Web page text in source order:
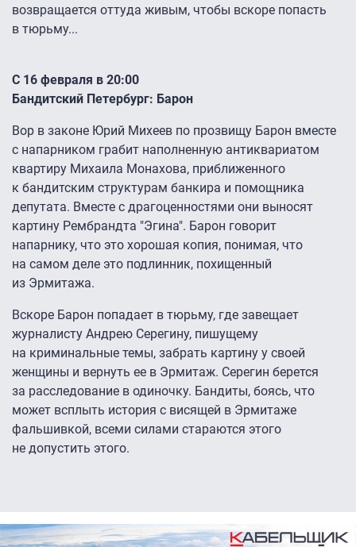
возвращается оттуда живым, чтобы вскоре попасть
в тюрьму...
С 16 февраля в 20:00
Бандитский Петербург: Барон
Вор в законе Юрий Михеев по прозвищу Барон вместе
с напарником грабит наполненную антиквариатом
квартиру Михаила Монахова, приближенного
к бандитским структурам банкира и помощника
депутата. Вместе с драгоценностями они выносят
картину Рембрандта "Эгина". Барон говорит
напарнику, что это хорошая копия, понимая, что
на самом деле это подлинник, похищенный
из Эрмитажа.
Вскоре Барон попадает в тюрьму, где завещает
журналисту Андрею Серегину, пишущему
на криминальные темы, забрать картину у своей
женщины и вернуть ее в Эрмитаж. Серегин берется
за расследование в одиночку. Бандиты, боясь, что
может всплыть история с висящей в Эрмитаже
фальшивкой, всеми силами стараются этого
не допустить этого.